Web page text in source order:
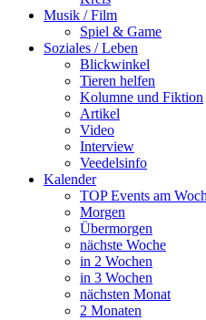
Musik / Film
Spiel & Game
Soziales / Leben
Blickwinkel
Tieren helfen
Kolumne und Fiktion
Artikel
Video
Interview
Veedelsinfo
Kalender
TOP Events am
Morgen
Übermorgen
nächste Woche
in 2 Wochen
in 3 Wochen
nächsten Monat
2 Monaten